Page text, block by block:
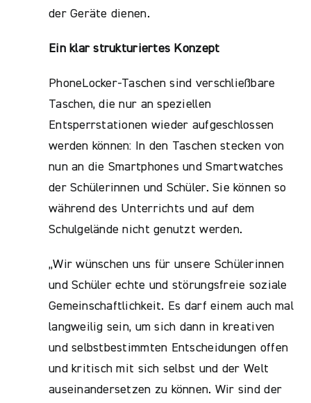
der Geräte dienen.
Ein klar strukturiertes Konzept
PhoneLocker-Taschen sind verschließbare
Taschen, die nur an speziellen
Entsperrstationen wieder aufgeschlossen
werden können: In den Taschen stecken von
nun an die Smartphones und Smartwatches
der Schülerinnen und Schüler. Sie können so
während des Unterrichts und auf dem
Schulgelände nicht genutzt werden.
„Wir wünschen uns für unsere Schülerinnen
und Schüler echte und störungsfreie soziale
Gemeinschaftlichkeit. Es darf einem auch mal
langweilig sein, um sich dann in kreativen
und selbstbestimmten Entscheidungen offen
und kritisch mit sich selbst und der Welt
auseinandersetzen zu können. Wir sind der